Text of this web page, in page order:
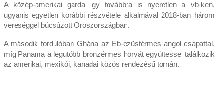
A közép-amerikai gárda így továbbra is nyeretlen a vb-ken,
ugyanis egyetlen korábbi részvétele alkalmával 2018-ban három
vereséggel búcsúzott Oroszországban.
A második fordulóban Ghána az Eb-ezüstérmes angol csapattal,
míg Panama a legutóbb bronzérmes horvát együttessel találkozik
az amerikai, mexikói, kanadai közös rendezésű tornán.